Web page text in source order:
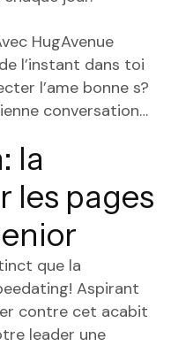
HugAvenue
l’instant dans toi
l’ame bonne s?
conversation…
la
les pages
que la
Aspirant
contre cet acabit
leader une